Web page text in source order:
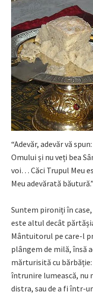
“Adevăr, adevăr vă
Omului și nu veți bea
voi… Căci Trupul Meu
Meu adevărată
Suntem pironiți în
este altul decât
Mântuitorul pe care-l
plângem de milă, însă
mărturisită cu
întrunire lumească, nu
distra, sau de a fi într-